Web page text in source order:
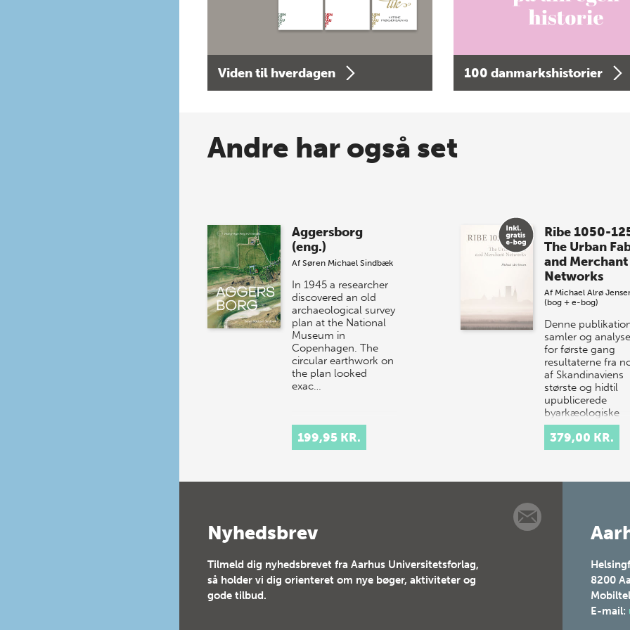
Viden til hverdagen 100 danmarkshistorier
Andre har også set
Aggersborg
(eng.)
Af Søren Michael Sindbæk
In 1945 a researcher
discovered an old
archaeological survey
plan at the National
Museum in
Copenhagen. The
circular earthwork on
the plan looked
exac…
199,95 KR.
Ribe 1050-
The Urban
and Merchant
Networks
Af Michael Alrø
(bog + e-bog)
Denne
samler og
for første gang
resultaterne fra
af Skandinaviens
største og hidtil
upublicerede
byarkæologiske
udgravnin…
379,00 KR.
Nyhedsbrev
Tilmeld dig nyhedsbrevet fra Aarhus Universitetsforlag,
så holder vi dig orienteret om nye bøger, aktiviteter og
gode tilbud.
8200
E-mail: